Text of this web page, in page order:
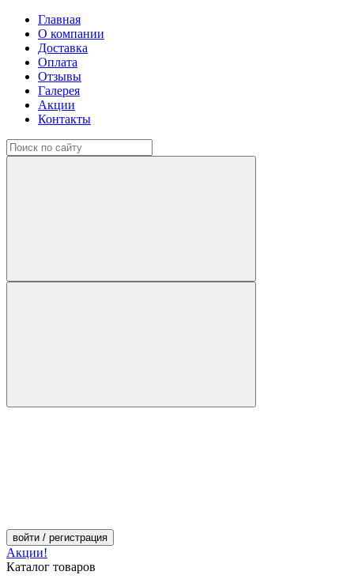
Главная
О компании
Доставка
Оплата
Отзывы
Галерея
Акции
Контакты
войти / регистрация
Акции!
Каталог товаров